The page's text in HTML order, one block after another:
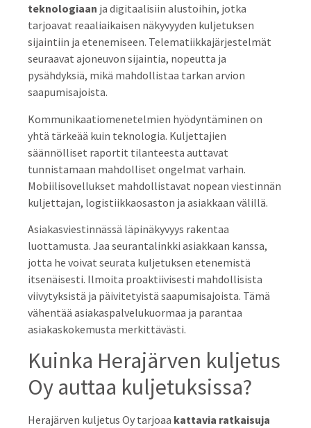
teknologiaan ja digitaalisiin alustoihin, jotka
tarjoavat reaaliaikaisen näkyvyyden kuljetuksen
sijaintiin ja etenemiseen. Telematiikkajärjestelmät
seuraavat ajoneuvon sijaintia, nopeutta ja
pysähdyksiä, mikä mahdollistaa tarkan arvion
saapumisajoista.
Kommunikaatiomenetelmien hyödyntäminen on
yhtä tärkeää kuin teknologia. Kuljettajien
säännölliset raportit tilanteesta auttavat
tunnistamaan mahdolliset ongelmat varhain.
Mobiilisovellukset mahdollistavat nopean viestinnän
kuljettajan, logistiikkaosaston ja asiakkaan välillä.
Asiakasviestinnässä läpinäkyvyys rakentaa
luottamusta. Jaa seurantalinkki asiakkaan kanssa,
jotta he voivat seurata kuljetuksen etenemistä
itsenäisesti. Ilmoita proaktiivisesti mahdollisista
viivytyksistä ja päivitetyistä saapumisajoista. Tämä
vähentää asiakaspalvelukuormaa ja parantaa
asiakaskokemusta merkittävästi.
Kuinka Herajärven kuljetus
Oy auttaa kuljetuksissa?
Herajärven kuljetus Oy tarjoaa kattavia ratkaisuja